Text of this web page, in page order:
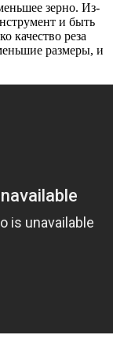
зерно. Из-
и быть
качество реза
размеры, и